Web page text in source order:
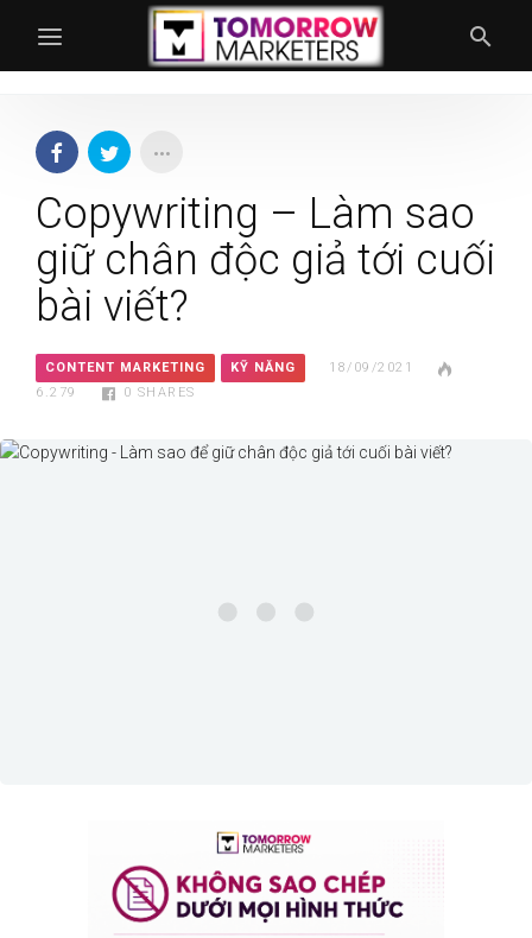
Copywriting – Làm sao
giữ chân độc giả tới cuối
bài viết?
CONTENT MARKETING KỸ NĂNG
18/09/2021
6.279
0 SHARES